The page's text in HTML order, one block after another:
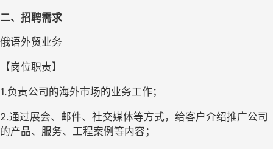
二、招聘需求
俄语外贸业务
【岗位职责】
1.负责公司的海外市场的业务工作；
2.通过展会、邮件、社交媒体等方式，给客户介绍推广公司
的产品、服务、工程案例等内容；